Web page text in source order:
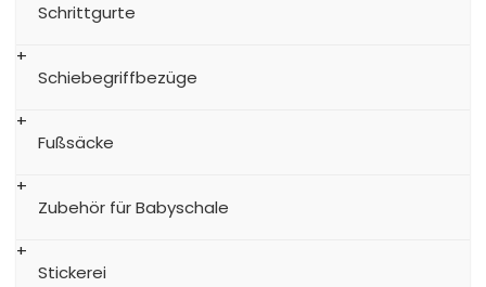
Schrittgurte
Schiebegriffbezüge
Fußsäcke
Zubehör für Babyschale
Stickerei